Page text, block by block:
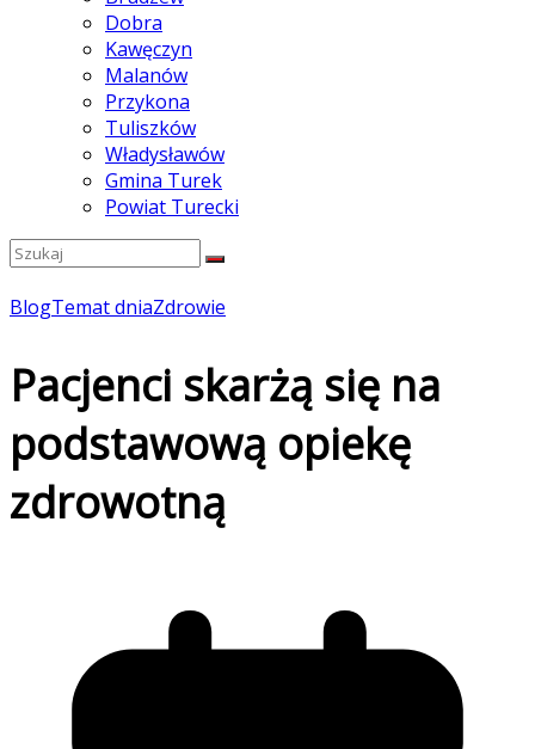
Dobra
Kawęczyn
Malanów
Przykona
Tuliszków
Władysławów
Gmina Turek
Powiat Turecki
BlogTemat dniaZdrowie
Pacjenci skarżą się na
podstawową opiekę
zdrowotną